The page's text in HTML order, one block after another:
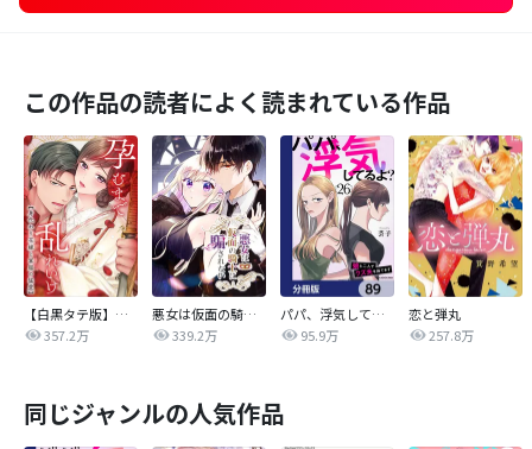
この作品の読者によく読まれている作品
【白黒タテ版】孕むまで乱れいけ～身代わり花嫁と軍服の猛愛
357.2万
悪女は仮面の騎士に騙されない
339.2万
パパ、浮気してるよ？娘と二人でクズ夫を捨てます【分冊版】
95.9万
恋と弾丸
257.8万
同じジャンルの人気作品